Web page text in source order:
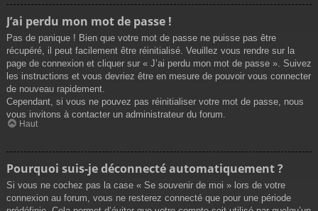
J’ai perdu mon mot de passe !
Pas de panique ! Bien que votre mot de passe ne puisse pas être
récupéré, il peut facilement être réinitialisé. Veuillez vous rendre sur la
page de connexion et cliquer sur « J’ai perdu mon mot de passe ». Suivez
les instructions et vous devriez être en mesure de pouvoir vous connecter
de nouveau rapidement.
Cependant, si vous ne pouvez pas réinitialiser votre mot de passe, nous
vous invitons à contacter un administrateur du forum.
Haut
Pourquoi suis-je déconnecté automatiquement ?
Si vous ne cochez pas la case « Se souvenir de moi » lors de votre
connexion au forum, vous ne resterez connecté que pour une période